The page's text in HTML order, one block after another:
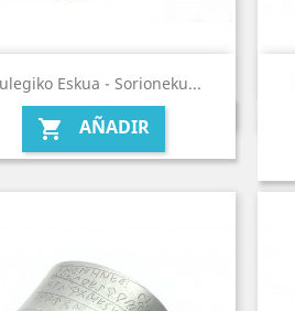
Eskua - Sorioneku...
 AÑADIR